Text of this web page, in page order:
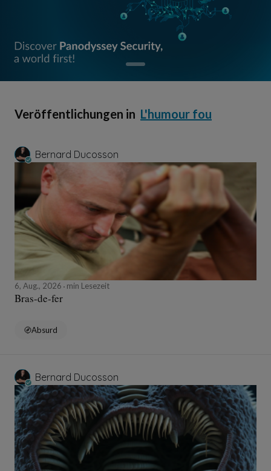
Veröffentlichungen in L'humour fou
Bernard Ducosson
6, Aug., 2026 min Lesezeit
Bras-de-fer
Absurd
Bernard Ducosson